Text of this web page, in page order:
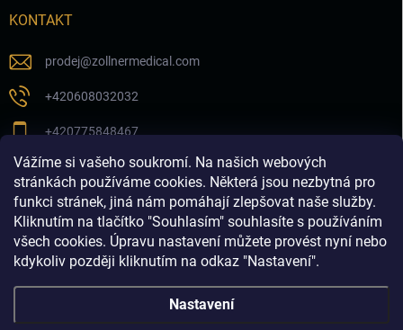
Vážíme si vašeho soukromí. Na našich webových
stránkách používáme cookies. Některá jsou nezbytná pro
funkci stránek, jiná nám pomáhají zlepšovat naše služby.
Kliknutím na tlačítko "Souhlasím" souhlasíte s používáním
všech cookies. Úpravu nastavení můžete provést nyní nebo
kdykoliv později kliknutím na odkaz "Nastavení".
Nastavení
KONTAKT
prodej@zollnermedical.com
+420608032032
+420775848467
Sledujte nás na našem FB profilu
zollnermedical_eu